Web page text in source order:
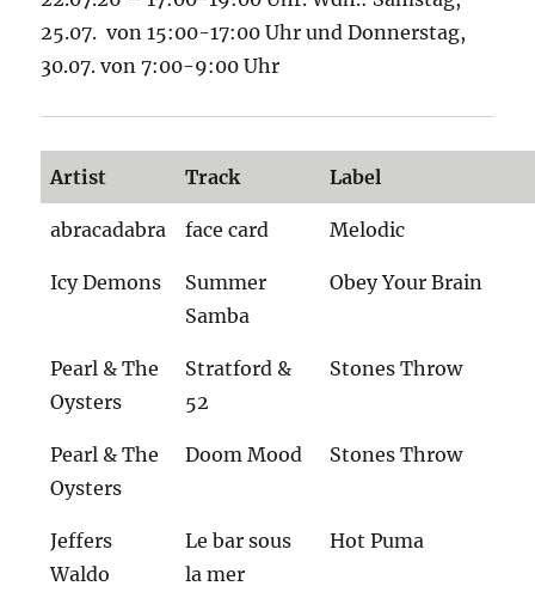
25.07. von 15:00-17:00 Uhr und Donnerstag,
30.07. von 7:00-9:00 Uhr
Artist Track Label
abracadabra face card Melodic
Icy Demons
Summer
Samba
Obey Your Brain
Pearl & The
Oysters
Stratford &
52
Stones Throw
Pearl & The
Oysters
Doom Mood Stones Throw
Jeffers
Waldo
Le bar sous
la mer
Hot Puma